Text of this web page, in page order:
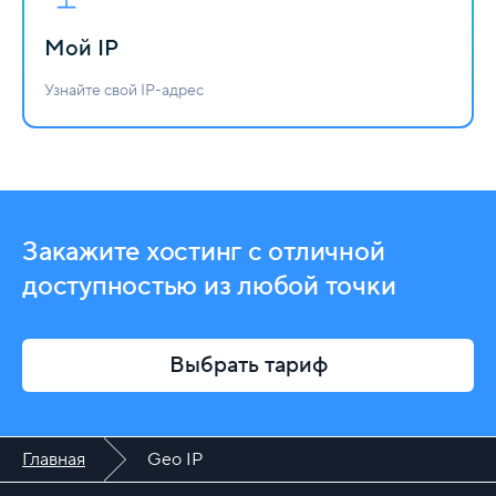
Мой IP
Узнайте свой IP-адрес
Закажите хостинг с отличной
доступностью из любой точки
Выбрать тариф
Главная Geo IP